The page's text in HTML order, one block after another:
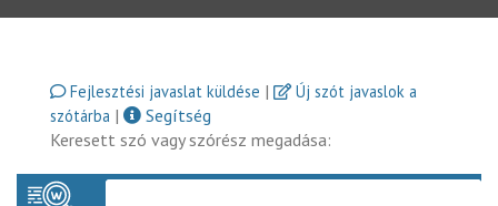
Fejlesztési javaslat küldése |
Új szót javaslok a
szótárba |
Segítség
Keresett szó vagy szórész megadása: